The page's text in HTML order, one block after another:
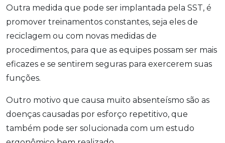
Outra medida que pode ser implantada pela SST, é
promover treinamentos constantes, seja eles de
reciclagem ou com novas medidas de
procedimentos, para que as equipes possam ser mais
eficazes e se sentirem seguras para exercerem suas
funções.
Outro motivo que causa muito absenteísmo são as
doenças causadas por esforço repetitivo, que
também pode ser solucionada com um estudo